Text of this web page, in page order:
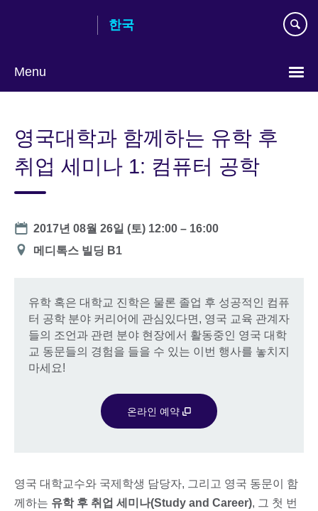
content
한국
Menu
영국대학과 함께하는 유학 후
취업 세미나 1: 컴퓨터 공학
Date
2017년 08월 26일 (토) 12:00 – 16:00
장
메디톡스 빌딩 B1
유학 혹은 대학교 진학은 물론 졸업 후 성공적인 컴퓨
터 공학 분야 커리어에 관심있다면, 영국 교육 관계자
들의 조언과 관련 분야 현장에서 활동중인 영국 대학
교 동문들의 경험을 들을 수 있는 이번 행사를 놓치지
마세요!
온라인 예약
영국 대학교수와 국제학생 담당자, 그리고 영국 동문이 함
께하는 유학 후 취업 세미나(Study and Career), 그 첫 번